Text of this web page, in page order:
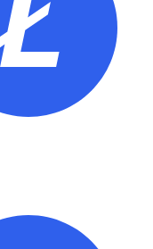
o realiza compras